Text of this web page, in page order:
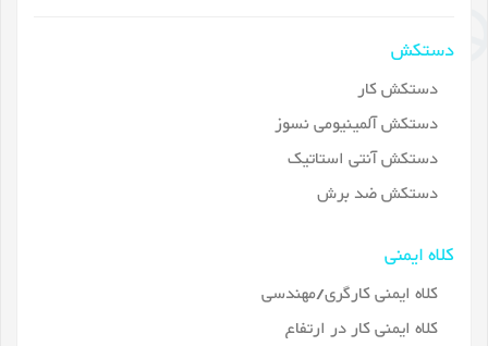
دستکش
دستکش کار
دستکش آلمینیومی نسوز
دستکش آنتی استاتیک
دستکش ضد برش
کلاه ایمنی
کلاه ایمنی کارگری/مهندسی
کلاه ایمنی کار در ارتفاع